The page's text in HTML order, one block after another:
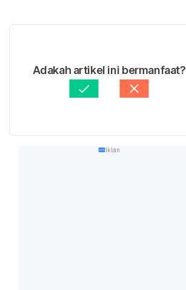
Adakah artikel ini bermanfaat?
Iklan